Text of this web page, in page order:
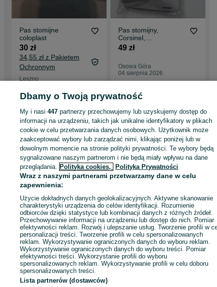
Pas stomijne
coloplast
30 zł
34,55 zł z Pakietem
Ochronnym
Leszno
Pas stomijny,
Corsinel,
StomaSafePlus,
49 zł
Osowa Góra
04 sierpnia 2026
Strona główna Zdrowie i Uroda Sprzęt rehabilitacyjny i ortopedyczny
Pasy i
gorsety
Pasy i gorsety - Łódzkie Pasy i gorsety - Zgierz
KATEGORIA
ID:1071438912 Wyświetlenia:
Kup
Dbamy o Twoją prywatność
My i nasi447 partnerzy przechowujemy lub uzyskujemy dostęp do
informacji na urządzeniu, takich jak unikalne identyfikatory w plikach
cookie w celu przetwarzania danych osobowych. Użytkownik może
zaakceptować wybory lub zarządzać nimi, klikając poniżej lub w
dowolnym momencie na stronie polityki prywatności. Te wybory będą
sygnalizowane naszym partnerom i nie będą miały wpływu na dane
przeglądania. Polityka cookies, Polityka Prywatności
Wraz z naszymi partnerami przetwarzamy dane w celu
zapewnienia:
Użycie dokładnych danych geolokalizacyjnych. Aktywne skanowanie
charakterystyki urządzenia do celów identyfikacji. Rozumienie
odbiorców dzięki statystyce lub kombinacji danych z różnych źródeł.
Przechowywanie informacji na urządzeniu lub dostęp do nich. Pomiar
efektywności reklam. Rozwój i ulepszanie usług. Tworzenie profili w
personalizacji treści. Tworzenie profili w celu spersonalizowanych
reklam. Wykorzystywanie ograniczonych danych do wyboru reklam.
Wykorzystywanie ograniczonych danych do wyboru treści. Pomiar
efektywności treści. Wykorzystanie profili do wyboru
spersonalizowanych reklam. Wykorzystywanie profili w celu doboru
spersonalizowanych treści.
Lista partnerów (dostawców)